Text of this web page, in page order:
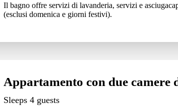
Il bagno offre servizi di lavanderia, servizi e
(esclusi domenica e giorni festivi).
Appartamento con due camere
Sleeps 4 guests